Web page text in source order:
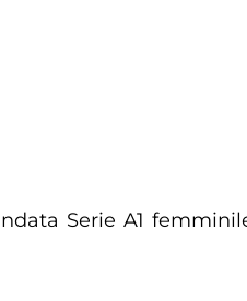
Serie A1